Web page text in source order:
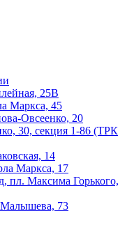
25В
Маркса, 45
Овсеенко, 20
30, секция 1-86 (ТРК
14
Маркса, 17
пл. Максима Горького,
Малышева, 73